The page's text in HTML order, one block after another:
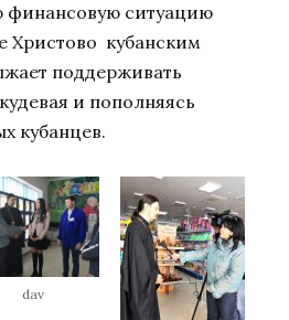
финансовую ситуацию
Христово кубанским
поддерживать
и пополняясь
кубанцев.
dav